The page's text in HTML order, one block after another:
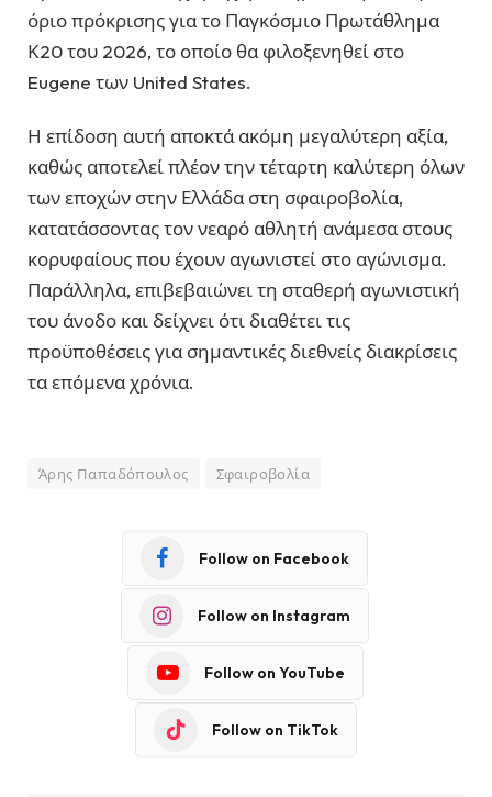
όριο πρόκρισης για το Παγκόσμιο Πρωτάθλημα
Κ20 του 2026, το οποίο θα φιλοξενηθεί στο
Eugene των United States.
Η επίδοση αυτή αποκτά ακόμη μεγαλύτερη αξία,
καθώς αποτελεί πλέον την τέταρτη καλύτερη όλων
των εποχών στην Ελλάδα στη σφαιροβολία,
κατατάσσοντας τον νεαρό αθλητή ανάμεσα στους
κορυφαίους που έχουν αγωνιστεί στο αγώνισμα.
Παράλληλα, επιβεβαιώνει τη σταθερή αγωνιστική
του άνοδο και δείχνει ότι διαθέτει τις
προϋποθέσεις για σημαντικές διεθνείς διακρίσεις
τα επόμενα χρόνια.
Άρης Παπαδόπουλος Σφαιροβολία
Follow on Facebook
Follow on Instagram
Follow on YouTube
Follow on TikTok